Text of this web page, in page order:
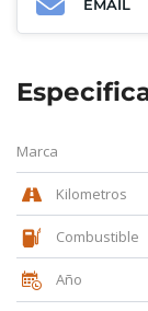
EMAIL
Marca
Kilometros
Combustible
Año